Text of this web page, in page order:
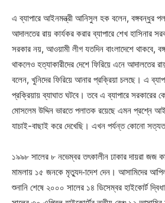
এ ব্যাপারে আইনমন্ত্রী আনিসুল হক বলেন, বঙ্গবন্ধুর
আদালতের রায় কার্যকর করার ব্যাপারে শেখ হাসিনার
সরকার নয়, আওয়ামী লীগ যতদিন বাংলাদেশে থাকবে,
থাকলেও হত্যাকারীদের দেশে ফিরিয়ে এনে আদালতের
বলেন, খুনিদের ফিরিয়ে আনার প্রক্রিয়া চলছে। এ
প্রক্রিয়ায় ব্যাঘাত ঘটবে। তবে এ ব্যাপারে সরকারের
মোসলেম উদ্দিন ভারতে পলাতক রয়েছে এমন প্রশ্নে
যাচাই-বাছাই করে দেখেছি। এখন পর্যন্ত কোনো
১৯৯৮ সালের ৮ নভেম্বর তৎকালীন ঢাকার দায়রা জজ
মামলায় ১৫ জনকে মৃত্যুদ-াদেশ দেন। আসামিদের
শুনানি শেষে ২০০০ সালের ১৪ ডিসেম্বর হাইকোর্ট